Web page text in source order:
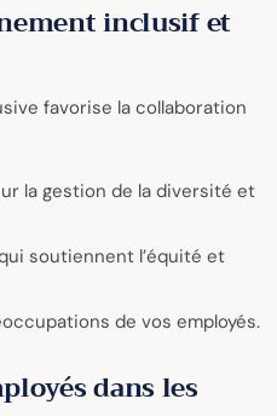
inclusif et
favorise la collaboration
la gestion de la diversité et
soutiennent l’équité et
de vos employés.
dans les